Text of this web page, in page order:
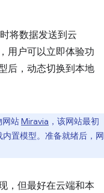
将数据发送到云
用户可以立即体验功
后，动态切换到本地
网站Miravia ，该网站最初
置模型。准备就绪后，网
，但最好在云端和本